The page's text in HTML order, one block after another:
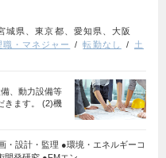
城県、東京都、愛知県、大阪
職・マネジャー 転勤なし
土
、動力設備等
きます。 (2)機
・設計・監理 ●環境・エネルギーコ